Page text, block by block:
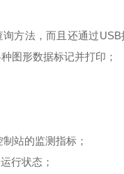
方法，而且还通过USB
图形数据标记并打印；
站的监测指标；
行状态；